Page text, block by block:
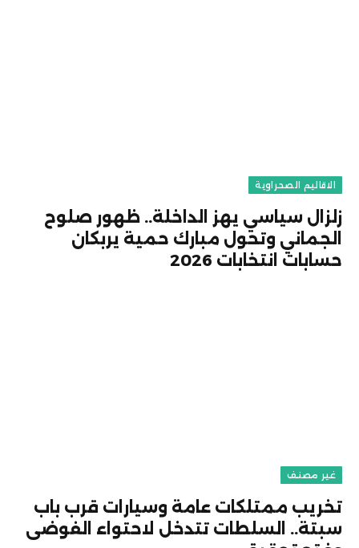
الاقاليم الصحراوية
زلزال سياسي يهز الداخلة.. ظهور صلوح
الجماني وتحول مبارك حمية يربكان
حسابات انتخابات 2026
غير مصنف
تخريب ممتلكات عامة وسيارات قرب باب
سبتة.. السلطات تتدخل لاحتواء الفوضى